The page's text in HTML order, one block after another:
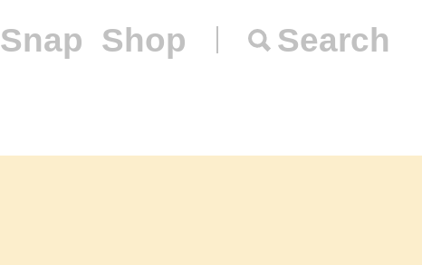
Snap Shop Search